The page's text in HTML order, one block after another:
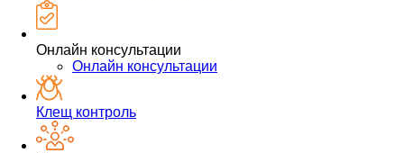
Онлайн консультации
Онлайн консультации
Клещ контроль